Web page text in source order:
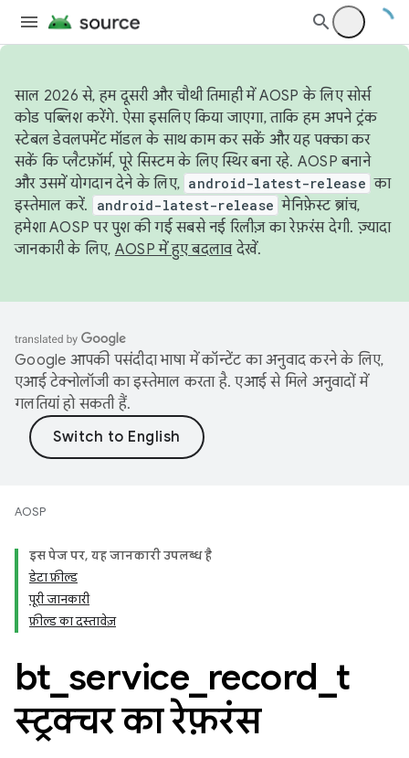
साल 2026 से, हम दूसरी और चौथी तिमाही में AOSP के लिए सोर्स
कोड पब्लिश करेंगे. ऐसा इसलिए किया जाएगा, ताकि हम अपने ट्रंक
स्टेबल डेवलपमेंट मॉडल के साथ काम कर सकें और यह पक्का कर
सकें कि प्लैटफ़ॉर्म, पूरे सिस्टम के लिए स्थिर बना रहे. AOSP बनाने
और उसमें योगदान देने के लिए, android-latest-release का
इस्तेमाल करें.
android-latest-release मेनिफ़ेस्ट ब्रांच,
हमेशा AOSP पर पुश की गई सबसे नई रिलीज़ का रेफ़रंस देगी. ज़्यादा
जानकारी के लिए, AOSP में हुए बदलावदेखें.
Google आपकी पसंदीदा भाषा में कॉन्टेंट का अनुवाद करने के लिए,
एआई टेक्नोलॉजी का इस्तेमाल करता है. एआई से मिले अनुवादों में
गलतियां हो सकती हैं.
AOSP
इस पेज पर, यह जानकारी उपलब्ध है
डेटा फ़ील्ड
पूरी जानकारी
फ़ील्ड का दस्तावेज़
bt service record t
स्ट्रक्चर का रेफ़रंस